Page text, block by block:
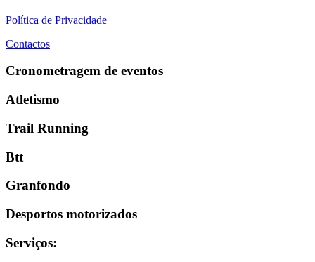
Política de Privacidade
Contactos
Cronometragem de eventos
Atletismo
Trail Running
Btt
Granfondo
Desportos motorizados
Serviços: